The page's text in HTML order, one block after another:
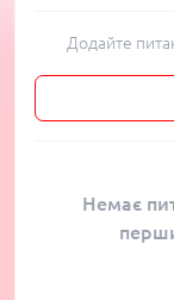
Додайте
Немає